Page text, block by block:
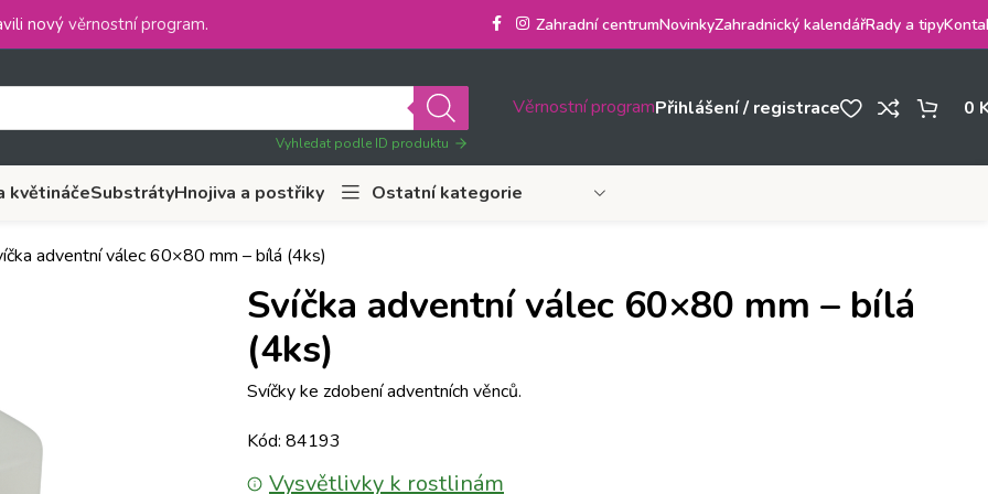
nový věrnostní program. Zahradní centrumNovinkyZahradnický kalendářRady a tipy
Vyhledat podle ID produktu
Věrnostní programPřihlášení / registrace 0
květináčeSubstrátyHnojiva a postřiky Ostatní kategorie
adventní válec 60×80 mm – bílá (4ks)
Svíčka adventní válec 60×80 mm – bílá
(4ks)
Svíčky ke zdobení adventních věnců.
Kód: 84193
Vysvětlivky k rostlinám